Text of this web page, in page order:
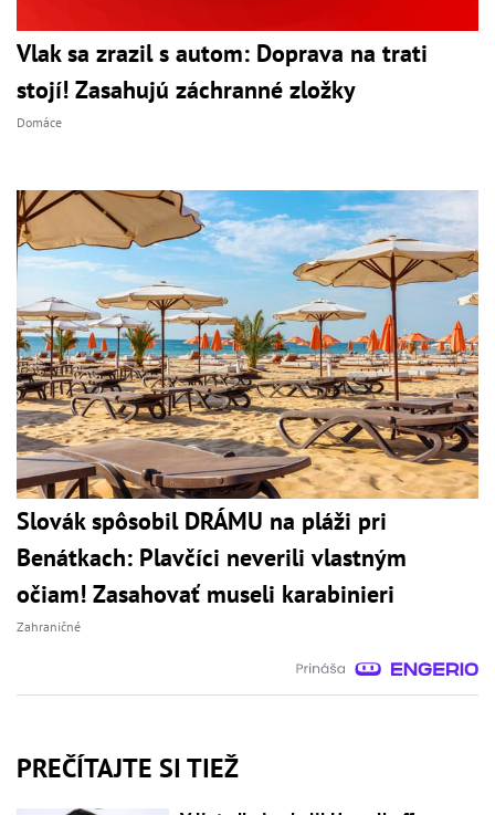
Vlak sa zrazil s autom: Doprava na trati
stojí! Zasahujú záchranné zložky
Domáce
Slovák spôsobil DRÁMU na pláži pri
Benátkach: Plavčíci neverili vlastným
očiam! Zasahovať museli karabinieri
Zahraničné
PREČÍTAJTE SI TIEŽ